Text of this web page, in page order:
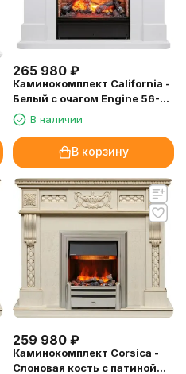
265 980 ₽
Каминокомплект California -
Белый с очагом Engine 56-
600 BBВ наличии
В корзину
259 980 ₽
Каминокомплект Corsica -
Слоновая кость с патиной